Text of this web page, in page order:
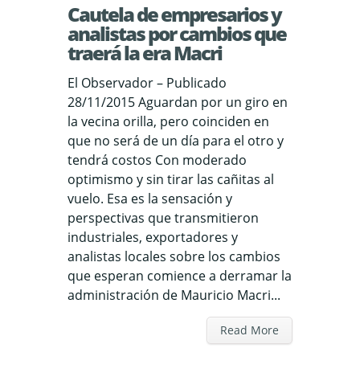
Cautela de empresarios y
analistas por cambios que
traerá la era Macri
El Observador – Publicado
28/11/2015 Aguardan por un giro en
la vecina orilla, pero coinciden en
que no será de un día para el otro y
tendrá costos Con moderado
optimismo y sin tirar las cañitas al
vuelo. Esa es la sensación y
perspectivas que transmitieron
industriales, exportadores y
analistas locales sobre los cambios
que esperan comience a derramar la
administración de Mauricio Macri...
Read More